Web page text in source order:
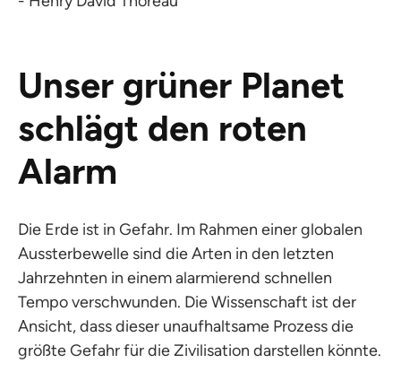
Unser grüner Planet
schlägt den roten
Alarm
Die Erde ist in Gefahr. Im Rahmen einer globalen
Aussterbewelle sind die Arten in den letzten
Jahrzehnten in einem alarmierend schnellen
Tempo verschwunden. Die Wissenschaft ist der
Ansicht, dass dieser unaufhaltsame Prozess die
größte Gefahr für die Zivilisation darstellen könnte.